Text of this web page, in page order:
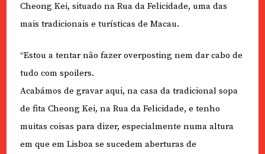
Cheong Kei, situado na Rua da Felicidade, uma das
mais tradicionais e turísticas de Macau.
“Estou a tentar não fazer overposting nem dar cabo de
tudo com spoilers.
Acabámos de gravar aqui, na casa da tradicional sopa
de fita Cheong Kei, na Rua da Felicidade, e tenho
muitas coisas para dizer, especialmente numa altura
em que em Lisboa se sucedem aberturas de